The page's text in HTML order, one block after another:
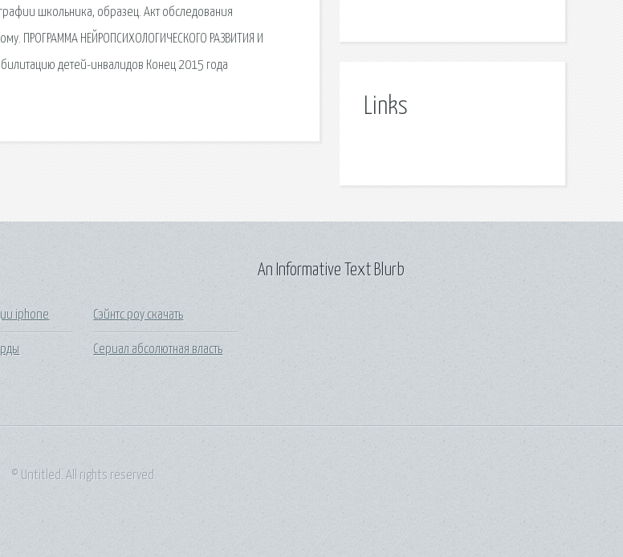
школьника, образец. Акт обследования
ПРОГРАММА НЕЙРОПСИХОЛОГИЧЕСКОГО РАЗВИТИЯ И
детей-инвалидов Конец 2015 года
Links
iphone Сэйнтс роу скачать
Сериал абсолютная власть
An Informative Text Blurb
© Untitled. All rights reserved.